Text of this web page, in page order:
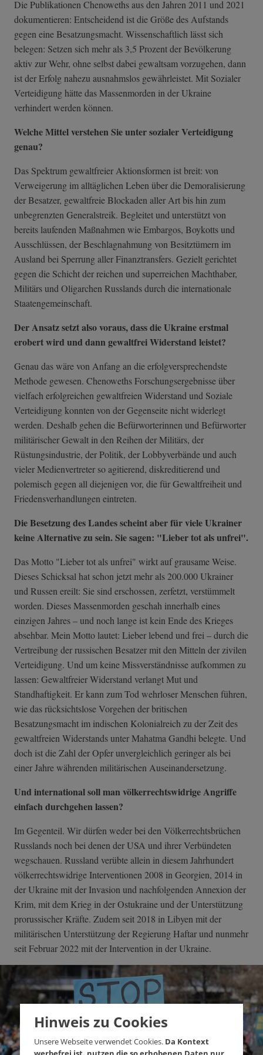
Die Publikationen Chenoweths aus den Jahren 2011 und 2021
dokumentieren: Entscheidend ist die Größe des Aufstands
gegen eine Besatzungsmacht. Wissenschaftlich lässt sich
belegen: Setzen sich mehr als 3,5 Prozent der Bevölkerung
aktiv zur Wehr, ohne selbst dabei gewaltsam vorzugehen, dann
ist der Erfolg nahezu ausnahmslos gewährleistet. Mit Sozialer
Verteidigung hätte das Massenmorden in der Ukraine
verhindert werden können.
Welche Mittel verstehen Sie unter sozialer Verteidigung
genau?
Das Spektrum gewaltfreier Aktionsformen ist breit: von
Verweigerung im alltäglichen Leben über die Demoralisierung
der Besatzer, gewaltfreie Blockaden aller Art bis hin zum
unbegrenzten Generalstreik. Begleitet und unterstützt von
bereits laufenden Maßnahmen wie Embargos, Boykotts und
Ausschlüssen, der Beschlagnahmung von Besitztümern im
Ausland bei Sperrung aller Finanztransfers. Gezielt gerichtet
gegen die Schicht der reichen und superreichen Machthaber,
Militärs und Oligarchen Russlands durch die internationale
Staatengemeinschaft.
Der Ansatz setzt also voraus, dass die Ukraine erstmal
erobert wird und dann gewaltfrei Widerstand leistet?
Genau das wäre von Anfang an die erfolgversprechendste
Methode gewesen. Chenoweths Forschungsergebnisse über
vielfach erfolgreichen gewaltfreien Widerstand und Soziale
Verteidigung konnten von der Gegenseite nicht widerlegt
werden. Deshalb gehen die Befürworterinnen und Befürworter
militärischer Gewalt in den Reihen der Militärs, der
Rüstungsindustrie, der Politik, der Lobbyverbände und auch
vieler Medienvertreter so agitierend, diskreditierend und
polemisch gegen all diejenigen vor, die für Gewaltfreiheit und
Friedensverhandlungen eintreten.
Die Besetzung des Landes scheint aber für viele Ukrainer
keine Alternative zu sein. Sie sagen: "Lieber tot als unfrei".
Das Motto "Lieber tot als unfrei" wirkt auf grausame Weise.
Dieses Schicksal hat schon jetzt mehr als 200.000 Ukrainer
und Russen ereilt: Sie sind erschossen, zerfetzt, verstümmelt
worden. Dieses Massenmorden geschah innerhalb eines
einzigen Jahres – und noch lange ist kein Ende des Krieges
absehbar. Mein Motto lautet: Lieber lebend und frei – durch die
Vertreibung der russischen Besatzer mit den Mitteln der zivilen
Verteidigung. Und um keine Missverständnisse aufkommen zu
lassen: Gewaltfreier Widerstand verlangt Mut und
Standhaftigkeit. Er kann zum Tod wehrloser Menschen führen,
wie das rücksichtslose Vorgehen der britischen
Besatzungsmacht im indischen Kolonialreich zu der Zeit des
gewaltfreien Widerstands unter Mahatma Gandhi belegte. Und
doch ist die Zahl der Opfer unvergleichlich geringer als bei
einer Jahre währenden militärischen Auseinandersetzung.
Und international soll man völkerrechtswidrige Angriffe
einfach durchgehen lassen?
Im Gegenteil. Wir dürfen weder bei den Völkerrechtsbrüchen
Russlands noch bei denen der USA und ihrer Verbündeten
wegschauen. Russland verübte allein in diesem Jahrhundert
völkerrechtswidrige Interventionen 2008 in Georgien, 2014 in
der Ukraine mit der Invasion und nachfolgenden Annexion der
Krim, mit dem Krieg in der Ostukraine und der Unterstützung
prorussischer Kräfte. Zudem seit 2018 in Libyen mit der
militärischen Unterstützung der Regierung Haftar und nunmehr
seit Februar 2022 mit der Intervention in der Ukraine.
Hinweis zu Cookies
Unsere Webseite verwendet Cookies. Da Kontext